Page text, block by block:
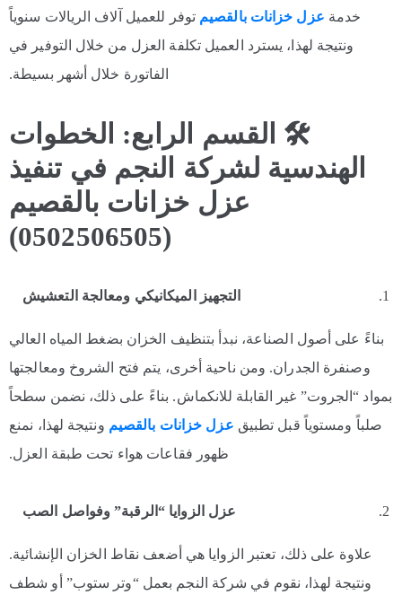
خدمة عزل خزانات بالقصيم توفر للعميل آلاف الريالات سنوياً
ونتيجة لهذا، يسترد العميل تكلفة العزل من خلال التوفير في
الفاتورة خلال أشهر بسيطة.
🛠 ️ القسم الرابع: الخطوات
الهندسية لشركة النجم في تنفيذ
عزل خزانات بالقصيم
(0502506505)
التجهيز الميكانيكي ومعالجة التعشيش
بناءً على أصول الصناعة، نبدأ بتنظيف الخزان بضغط المياه العالي
وصنفرة الجدران. ومن ناحية أخرى، يتم فتح الشروخ ومعالجتها
بمواد “الجروت” غير القابلة للانكماش. بناءً على ذلك، نضمن سطحاً
صلباً ومستوياً قبل تطبيق عزل خزانات بالقصيم ونتيجة لهذا، نمنع
ظهور فقاعات هواء تحت طبقة العزل.
عزل الزوايا “الرقبة” وفواصل الصب
علاوة على ذلك، تعتبر الزوايا هي أضعف نقاط الخزان الإنشائية.
ونتيجة لهذا، نقوم في شركة النجم بعمل “وتر ستوب” أو شطف